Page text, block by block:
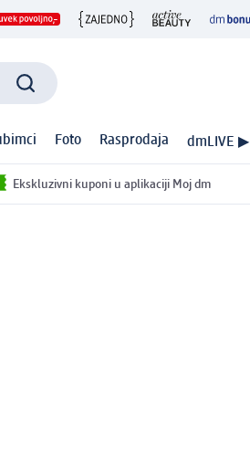
Foto Rasprodaja dmLIVE ▶
Ekskluzivni kuponi u aplikaciji Moj dm